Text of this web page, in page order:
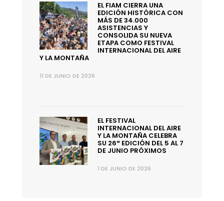
EL FIAM CIERRA UNA
EDICIÓN HISTÓRICA CON
MÁS DE 34.000
ASISTENCIAS Y
CONSOLIDA SU NUEVA
ETAPA COMO FESTIVAL
INTERNACIONAL DEL AIRE
Y LA MONTAÑA
11 DE JUNIO DE 2026
EL FESTIVAL
INTERNACIONAL DEL AIRE
Y LA MONTAÑA CELEBRA
SU 26ª EDICIÓN DEL 5 AL 7
DE JUNIO PRÓXIMOS
1 DE JUNIO DE 2026